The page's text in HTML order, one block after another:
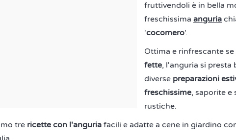
fruttivendoli è in bella
freschissima anguria
'cocomero'.
Ottima e rinfrescante
fette, l'anguria si presta
diverse preparazioni
freschissime, saporite e
rustiche.
tre ricette con l'anguria facili e adatte a cene in giardino